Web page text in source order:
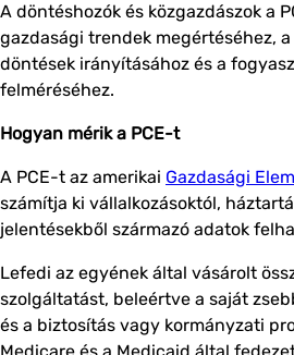
A döntéshozók és közgazdászok a
gazdasági trendek megértéséhez,
döntések irányításához és a
felméréséhez.
Hogyan mérik a PCE-t
A PCE-t az amerikai Gazdasági
számítja ki vállalkozásoktól,
jelentésekből származó adatok
Lefedi az egyének által vásárolt
szolgáltatást, beleértve a saját
és a biztosítás vagy kormányzati